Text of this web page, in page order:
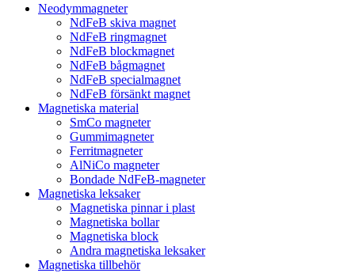
Neodymmagneter
NdFeB skiva magnet
NdFeB ringmagnet
NdFeB blockmagnet
NdFeB bågmagnet
NdFeB specialmagnet
NdFeB försänkt magnet
Magnetiska material
SmCo magneter
Gummimagneter
Ferritmagneter
AlNiCo magneter
Bondade NdFeB-magneter
Magnetiska leksaker
Magnetiska pinnar i plast
Magnetiska bollar
Magnetiska block
Andra magnetiska leksaker
Magnetiska tillbehör